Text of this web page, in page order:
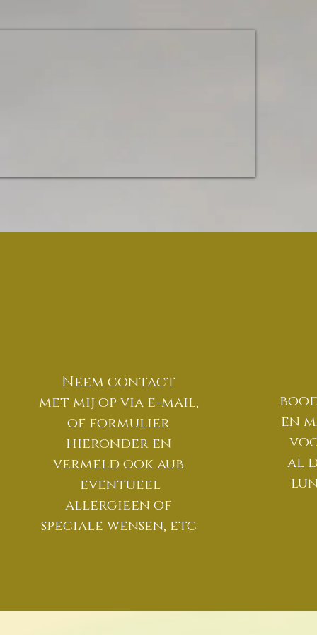
Neem contact
met mij op via e-mail,
of formulier
hieronder en
vermeld ook aub
eventueel
allergieën of
speciale wensen, etc
en
al